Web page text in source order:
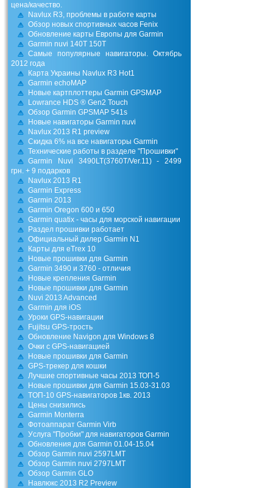
цена/качество.
Navlux R3, проблемы в работе карты
Обзор новых спортивных часов Fenix
Обновление карты Европы для Garmin
Garmin nuvi 140T 150T
Самые популярные навигаторы. Октябрь
2012 года
Карта Украины Navlux R3 Hot1
Garmin echoMAP
Новые картплоттеры Garmin GPSMAP
Lowrance HDS ® Gen2 Touch
Обзор Garmin GPSMAP 541s
Новые навигаторы Garmin nuvi
Navlux 2013 R1 preview
Скидка 6% на все навигаторы Garmin
Технические работы в разделе "Прошивки"
Garmin Nuvi 3490LT(3760Т/Ver.11) - 2499
грн. + 9 подарков
Navlux 2013 R1
Garmin Express
Garmin 2013
Garmin Oregon 600 и 650
Garmin quatix - часы для морской навигации
Раздел прошивки работает
Официальный дилер Garmin N1
Карты для eTrex 10
Новые прошивки для Garmin
Garmin 3490 и 3760 - отличия
Новые крепления Garmin
Новые прошивки для Garmin
Nuvi 2013 Advanced
Garmin для iOS
Уроки GPS-навигации
Fujitsu GPS-трость
Обновление Navigon для Windows 8
Очки с GPS-навигацией
Новые прошивки для Garmin
GPS-трекер для кошки
Лучшие спортивные часы 2013 ТОП-5
Новые прошивки для Garmin 15.03-31.03
TOП-10 GPS-навигаторов 1кв. 2013
Цены снизились
Garmin Monterra
Фотоаппарат Garmin Virb
Уcлуга "Пробки" для навигаторов Garmin
Обновления для Garmin 01.04-15.04
Обзор Garmin nuvi 2597LMT
Обзор Garmin nuvi 2797LMT
Обзор Garmin GLO
Навлюкс 2013 R2 Preview